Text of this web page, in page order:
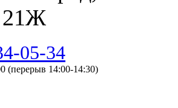
21Ж
05-34
(перерыв 14:00-14:30)